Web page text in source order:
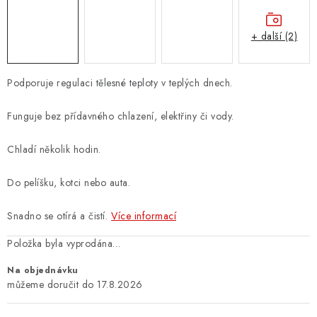
Podporuje regulaci tělesné teploty v teplých dnech.
Funguje bez přídavného chlazení, elektřiny či vody.
Chladí několik hodin.
Do pelíšku, kotci nebo auta.
Snadno se otírá a čistí. Více informací
Položka byla vyprodána…
Na objednávku
17.8.2026
+ další (2)